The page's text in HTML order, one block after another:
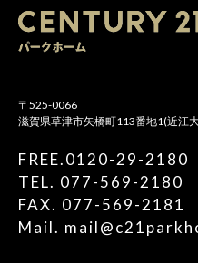
〒525-0066
滋賀県草津市矢橋町113番地1(近江
FREE.0120-29-2180
TEL. 077-569-2180
FAX. 077-569-2181
Mail.